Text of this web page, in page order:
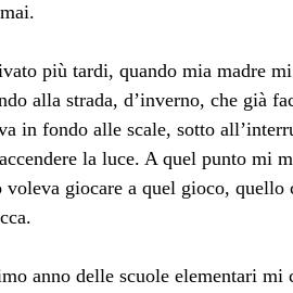
più tardi, quando mia madre
alla strada, d’inverno, che già
in fondo alle scale, sotto
la luce. A quel punto mi
voleva giocare a quel gioco,
anno delle scuole elementari